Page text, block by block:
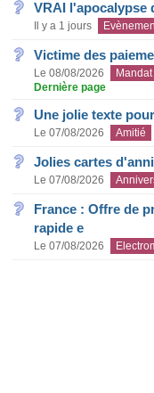
VRAI l'apocalypse
Il y a 1 jours
Victime des
Le 08/08/2026
Dernière page
Une jolie texte
Le 07/08/2026 Amitié
Jolies cartes
Le 07/08/2026
France : Offre de
rapide e
Le 07/08/2026